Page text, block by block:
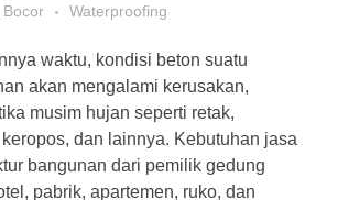
Bocor
Waterproofing
waktu, kondisi beton suatu
akan mengalami kerusakan,
musim hujan seperti retak,
dan lainnya. Kebutuhan jasa
bangunan dari pemilik gedung
pabrik, apartemen, ruko, dan